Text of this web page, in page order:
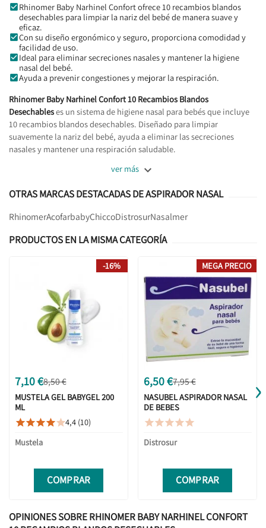
Rhinomer Baby Narhinel Confort ofrece 10 recambios blandos
desechables para limpiar la nariz del bebé de manera suave y
eficaz.
Con su diseño ergonómico y seguro, proporciona comodidad y
facilidad de uso.
Ideal para eliminar secreciones nasales y mantener la higiene
nasal del bebé.
Ayuda a prevenir congestiones y mejorar la respiración.
Rhinomer Baby Narhinel Confort 10 Recambios Blandos
Desechableses un sistema de higiene nasal para bebés que incluye
10 recambios blandos desechables. Diseñado para limpiar
suavemente la nariz del bebé, ayuda a eliminar las secreciones
nasales y mantener una respiración saludable.
ver más 
OTRAS MARCAS DESTACADAS DE ASPIRADOR NASAL
RhinomerAcofarbabyChiccoDistrosurNasalmer
PRODUCTOS EN LA MISMA CATEGORÍA
7,10 €8,50 €
MUSTELA GEL BABYGEL 200
ML
4,4 (10)
Mustela
COMPRAR
-16%
6,50 €7,95 €
NASUBEL ASPIRADOR NASAL
DE BEBES

Distrosur
COMPRAR
MEGA PRECIO
›
OPINIONES SOBRE RHINOMER BABY NARHINEL CONFORT